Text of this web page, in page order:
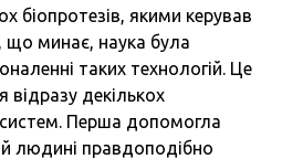
біопротезів, якими керував
що минає, наука була
таких технологій. Це
декількох
Перша допомогла
людині правдоподібно